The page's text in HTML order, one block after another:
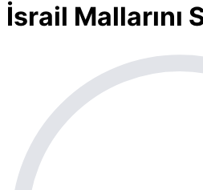
İsrail Mallarını